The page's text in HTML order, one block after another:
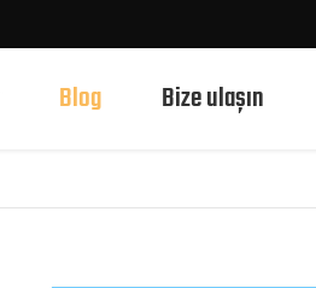
Blog Bize ulaşın